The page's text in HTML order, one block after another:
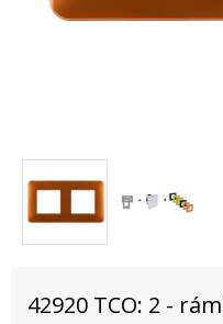
42920 TCO: 2 -